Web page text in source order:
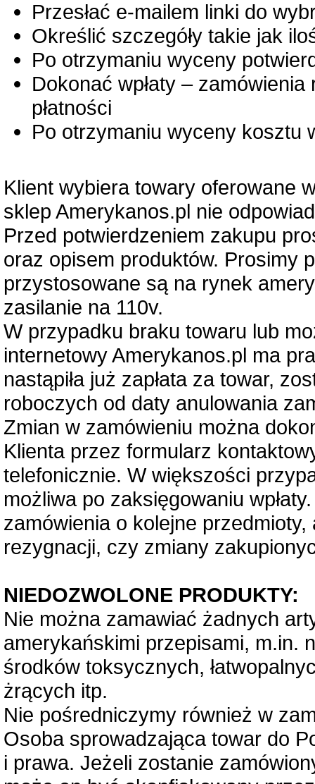
Przesłać e-mailem linki do
Określić szczegóły takie jak
Po otrzymaniu wyceny
Dokonać wpłaty –
płatności
Po otrzymaniu wyceny kosztu
Klient wybiera towary oferowane
sklep Amerykanos.pl nie
Przed potwierdzeniem zakupu
oraz opisem produktów. Prosimy
przystosowane są na rynek
zasilanie na 110v.
W przypadku braku towaru lub
internetowy Amerykanos.pl ma
nastąpiła już zapłata za towar,
roboczych od daty anulowania
Zmian w zamówieniu można
Klienta przez formularz
telefonicznie. W większości
możliwa po zaksięgowaniu
zamówienia o kolejne
rezygnacji, czy zmiany
NIEDOZWOLONE PRODUKTY:
Nie można zamawiać żadnych
amerykańskimi przepisami, m.in.
środków toksycznych,
żrących itp.
Nie pośredniczymy również w
Osoba sprowadzająca towar do
i prawa. Jeżeli zostanie